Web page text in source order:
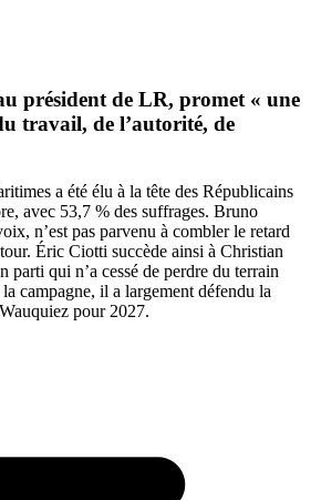
président de LR, promet « une
travail, de l’autorité, de
a été élu à la tête des Républicains
avec 53,7 % des suffrages. Bruno
n’est pas parvenu à combler le retard
Éric Ciotti succède ainsi à Christian
parti qui n’a cessé de perdre du terrain
campagne, il a largement défendu la
pour 2027.